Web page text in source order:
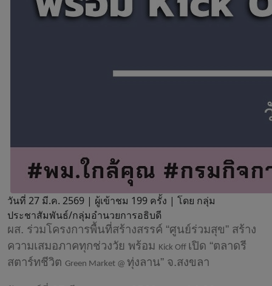
วันที่ 27 มี.ค. 2569 | ผู้เข้าชม 199 ครั้ง | โดย กลุ่ม
ประชาสัมพันธ์/กลุ่มอำนวยการอธิบดี
ผส. ร่วมโครงการพื้นที่สร้างสรรค์ “ศูนย์ร่วมสุข” สร้าง
ความเสมอภาคทุกช่วงวัย พร้อม Kick Off เปิด “ตลาดรี
สตาร์ทชีวิต Green Market @ ทุ่งลาน” จ.สงขลา